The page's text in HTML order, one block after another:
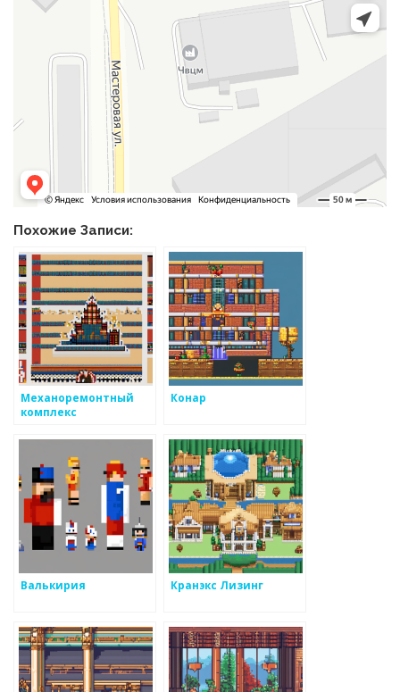
Похожие Записи:
Механоремонтный
комплекс
Конар
Валькирия Кранэкс Лизинг